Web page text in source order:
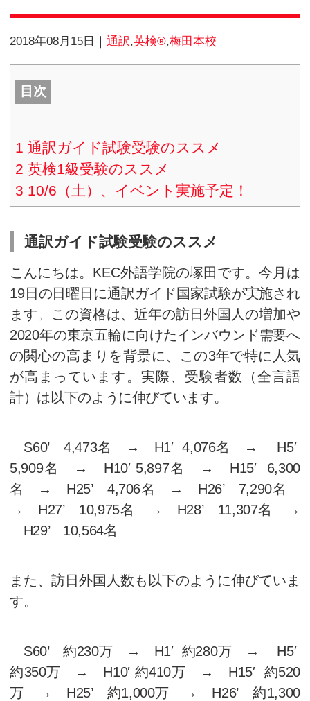
通訳ガイド®試験、英検®1級
メ
2018年08月15日 通訳,英検®,梅田本校
目次
1通訳ガイド試験受験のスス
2 英検1級受験のススメ
通訳ガイド試験受験のスス
こんにちは。KEC外語学院の塚
19日の日曜日に通訳ガイド国家
ます。この資格は、近年の訪日
の関心の高まりを背景に、この
が高まっています。実際、受